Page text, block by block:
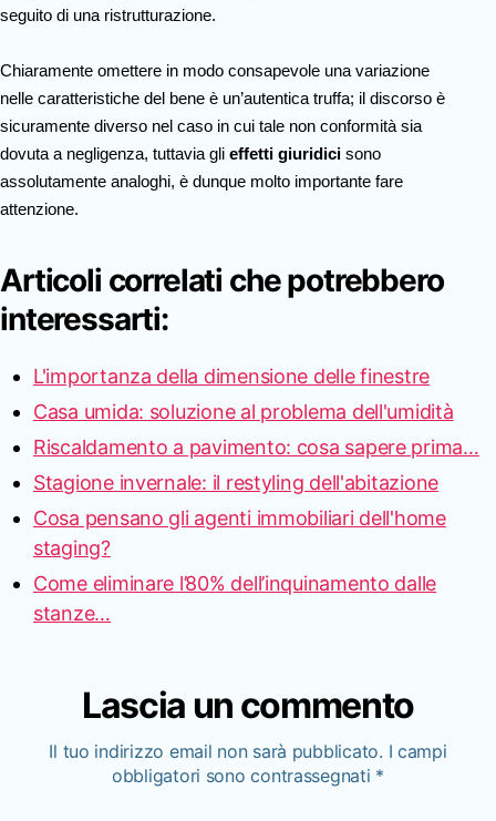
seguito di una ristrutturazione.
Chiaramente omettere in modo consapevole una variazione
nelle caratteristiche del bene è un’autentica truffa; il discorso è
sicuramente diverso nel caso in cui tale non conformità sia
dovuta a negligenza, tuttavia gli effetti giuridici sono
assolutamente analoghi, è dunque molto importante fare
attenzione.
Articoli correlati che potrebbero
interessarti:
L'importanza della dimensione delle finestre
Casa umida: soluzione al problema dell'umidità
Riscaldamento a pavimento: cosa sapere prima…
Stagione invernale: il restyling dell'abitazione
Cosa pensano gli agenti immobiliari dell'home
staging?
Come eliminare l’80% dell’inquinamento dalle
stanze…
Lascia un commento
Il tuo indirizzo email non sarà pubblicato. I campi
obbligatori sono contrassegnati *